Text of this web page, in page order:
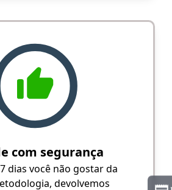
com segurança
dias você não gostar da
devolvemos